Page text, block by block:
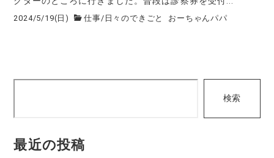
2024/5/19(日) 仕事/ 日々のできごと おーちゃんパパ
検索
最近の投稿